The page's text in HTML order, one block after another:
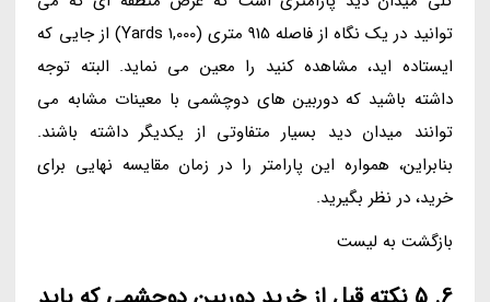
توانید در یک نگاه از فاصله 915 متری (1,000 Yards) از جایی که
ایستاده اید، مشاهده کنید را معین می نماید. البته توجه
داشته باشید که دوربین های دوچشمی با معینات مشابه می
توانند میدان دید بسیار متفاوتی از یکدیگر داشته باشند.
بنابراین، همواره این پارامتر را در زمان مقایسه نهایی برای
خرید، در نظر بگیرید.
بازگشت به لیست